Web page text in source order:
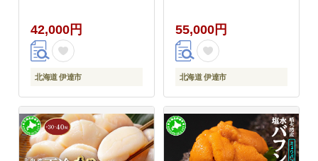
厚 無添加 産地直送 お
取り寄せ 山村水産 送料
無料
42,000円
北海道 伊達市
厚 無添加 産地直送 お
取り寄せ 山村水産 送料
無料
55,000円
北海道 伊達市